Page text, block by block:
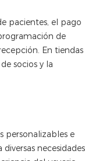
pacientes, el pago
de
En tiendas
socios y la
personalizables e
necesidades